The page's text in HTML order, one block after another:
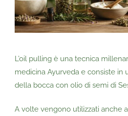
L’oil pulling è una tecnica
medicina Ayurveda e consiste in
della bocca con olio di semi di
A volte vengono utilizzati anche